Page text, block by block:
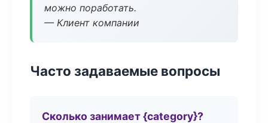
можно поработать.
— Клиент компании
Часто задаваемые вопросы
Сколько занимает {category}?